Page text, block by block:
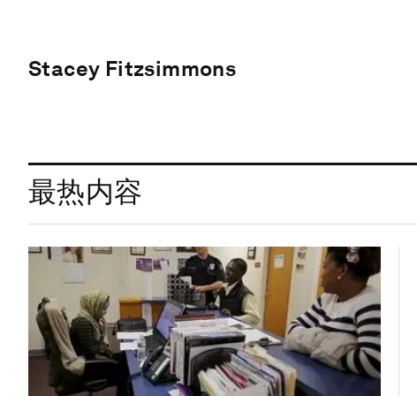
Stacey Fitzsimmons
最热内容